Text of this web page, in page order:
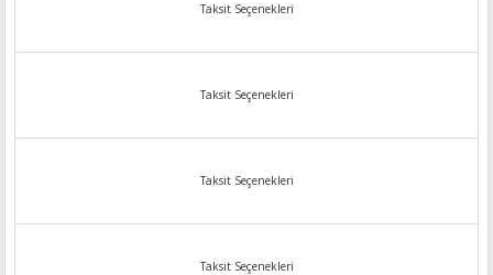
Taksit Seçenekleri
Taksit Seçenekleri
Taksit Seçenekleri
Taksit Seçenekleri